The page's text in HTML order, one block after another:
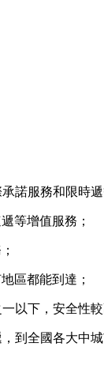
諾服務和限時遞
等增值服務；
區都能到達；
以下，安全性較
到全國各大中城